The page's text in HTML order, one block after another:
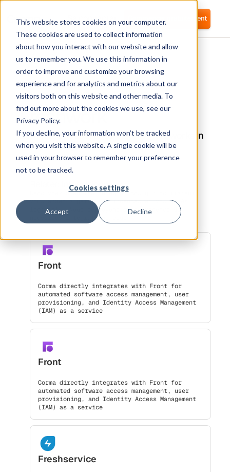
This website stores cookies on your computer.
These cookies are used to collect information
about how you interact with our website and allow
us to remember you. We use this information in
order to improve and customize your browsing
experience and for analytics and metrics about our
visitors both on this website and other media. To
find out more about the cookies we use, see our
Privacy Policy.
If you decline, your information won’t be tracked
when you visit this website. A single cookie will be
used in your browser to remember your preference
not to be tracked.
Cookies settings
Accept Decline
Se connecter Commencer gratuitement
Freshwork
Corma will be able to connect to Freshworks in
the upcoming months.
Related Integrations
Découvrez d'autres intégrations qui pourraient
vous aider à gérer vos licences et vos accès
logiciels. Nous déployons en permanence de
nouvelles intégrations pour
Front
Corma directly integrates with Front for
automated software access management, user
provisioning, and Identity Access Management
(IAM) as a service
Front
Corma directly integrates with Front for
automated software access management, user
provisioning, and Identity Access Management
(IAM) as a service
Freshservice